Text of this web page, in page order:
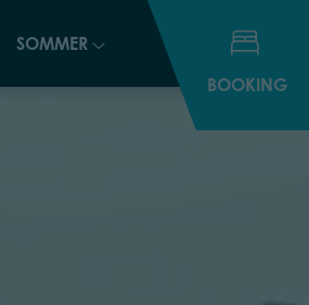
SOMMER
BOOKING
SOMMER
BOOKING